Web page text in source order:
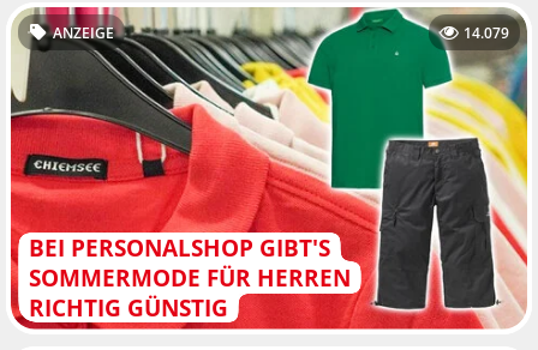
BEI PERSONALSHOP GIBT'S
SOMMERMODE FÜR HERREN
RICHTIG GÜNSTIG
ANZEIGE 14.079